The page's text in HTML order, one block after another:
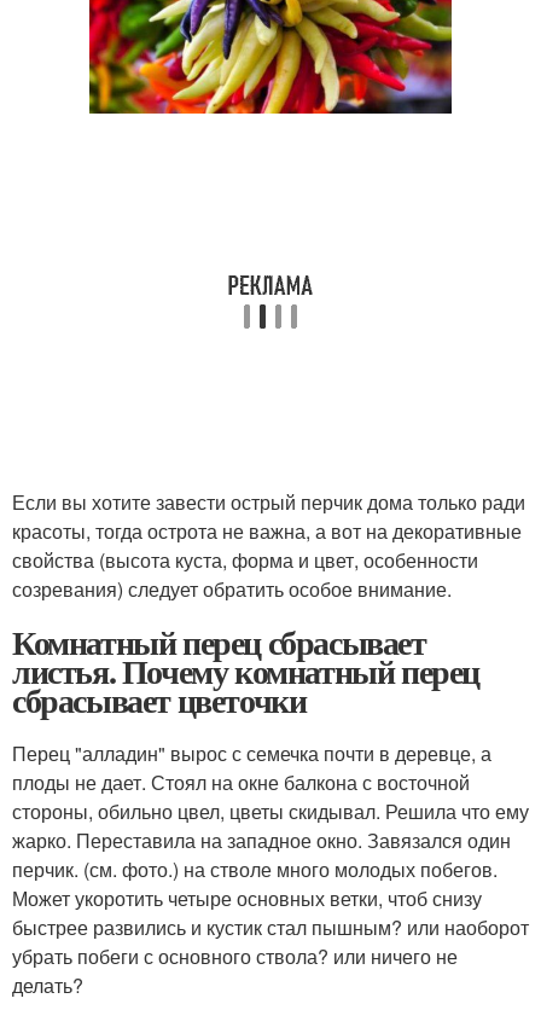
Если вы хотите завести острый перчик дома только ради
красоты, тогда острота не важна, а вот на декоративные
свойства (высота куста, форма и цвет, особенности
созревания) следует обратить особое внимание.
Комнатный перец сбрасывает
листья. Почему комнатный перец
сбрасывает цветочки
Перец "алладин" вырос с семечка почти в деревце, а
плоды не дает. Стоял на окне балкона с восточной
стороны, обильно цвел, цветы скидывал. Решила что ему
жарко. Переставила на западное окно. Завязался один
перчик. (см. фото.) на стволе много молодых побегов.
Может укоротить четыре основных ветки, чтоб снизу
быстрее развились и кустик стал пышным? или наоборот
убрать побеги с основного ствола? или ничего не
делать?